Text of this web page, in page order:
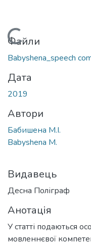
Вантажиться...
Файли
Babyshena_speech
Дата
2019
Автори
Бабишена М.І.
Babyshena M.
Видавець
Десна Поліграф
Анотація
У статті подаються
мовленнєвої